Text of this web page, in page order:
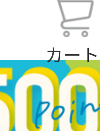
カート